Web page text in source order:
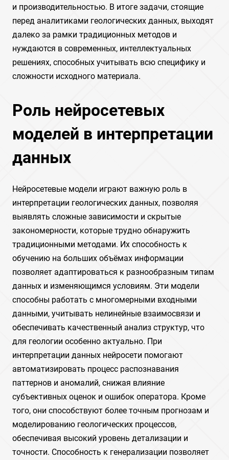
и производительностью. В итоге задачи, стоящие
перед аналитиками геологических данных, выходят
далеко за рамки традиционных методов и
нуждаются в современных, интеллектуальных
решениях, способных учитывать всю специфику и
сложности исходного материала.
Роль нейросетевых
моделей в интерпретации
данных
Нейросетевые модели играют важную роль в
интерпретации геологических данных, позволяя
выявлять сложные зависимости и скрытые
закономерности, которые трудно обнаружить
традиционными методами. Их способность к
обучению на больших объёмах информации
позволяет адаптироваться к разнообразным типам
данных и изменяющимся условиям. Эти модели
способны работать с многомерными входными
данными, учитывать нелинейные взаимосвязи и
обеспечивать качественный анализ структур, что
для геологии особенно актуально. При
интерпретации данных нейросети помогают
автоматизировать процесс распознавания
паттернов и аномалий, снижая влияние
субъективных оценок и ошибок оператора. Кроме
того, они способствуют более точным прогнозам и
моделированию геологических процессов,
обеспечивая высокий уровень детализации и
точности. Способность к генерализации позволяет